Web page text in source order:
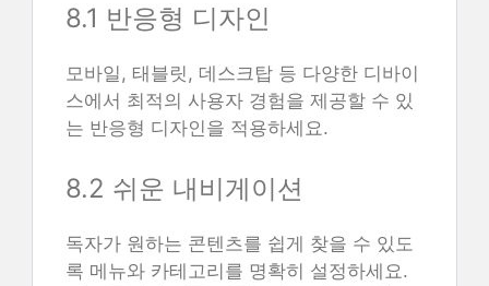
8.1 반응형 디자인
모바일, 태블릿, 데스크탑 등 다양한 디바이
스에서 최적의 사용자 경험을 제공할 수 있
는 반응형 디자인을 적용하세요.
8.2 쉬운 내비게이션
독자가 원하는 콘텐츠를 쉽게 찾을 수 있도
록 메뉴와 카테고리를 명확히 설정하세요.